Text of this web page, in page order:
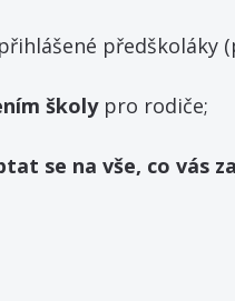
předškoláky
školy pro rodiče;
se na vše, co vás